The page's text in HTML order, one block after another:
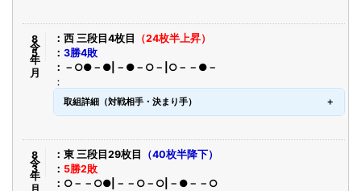
令8年5月 西 三段目4枚目
（24枚半上昇）
3勝4敗
－○●－●|－●－○－|○－－●－
取組詳細（対戦相手・決まり手）
令8年3月 東 三段目29枚目
（40枚半降下）
5勝2敗
○－－○●|－－○－○|－●－－○